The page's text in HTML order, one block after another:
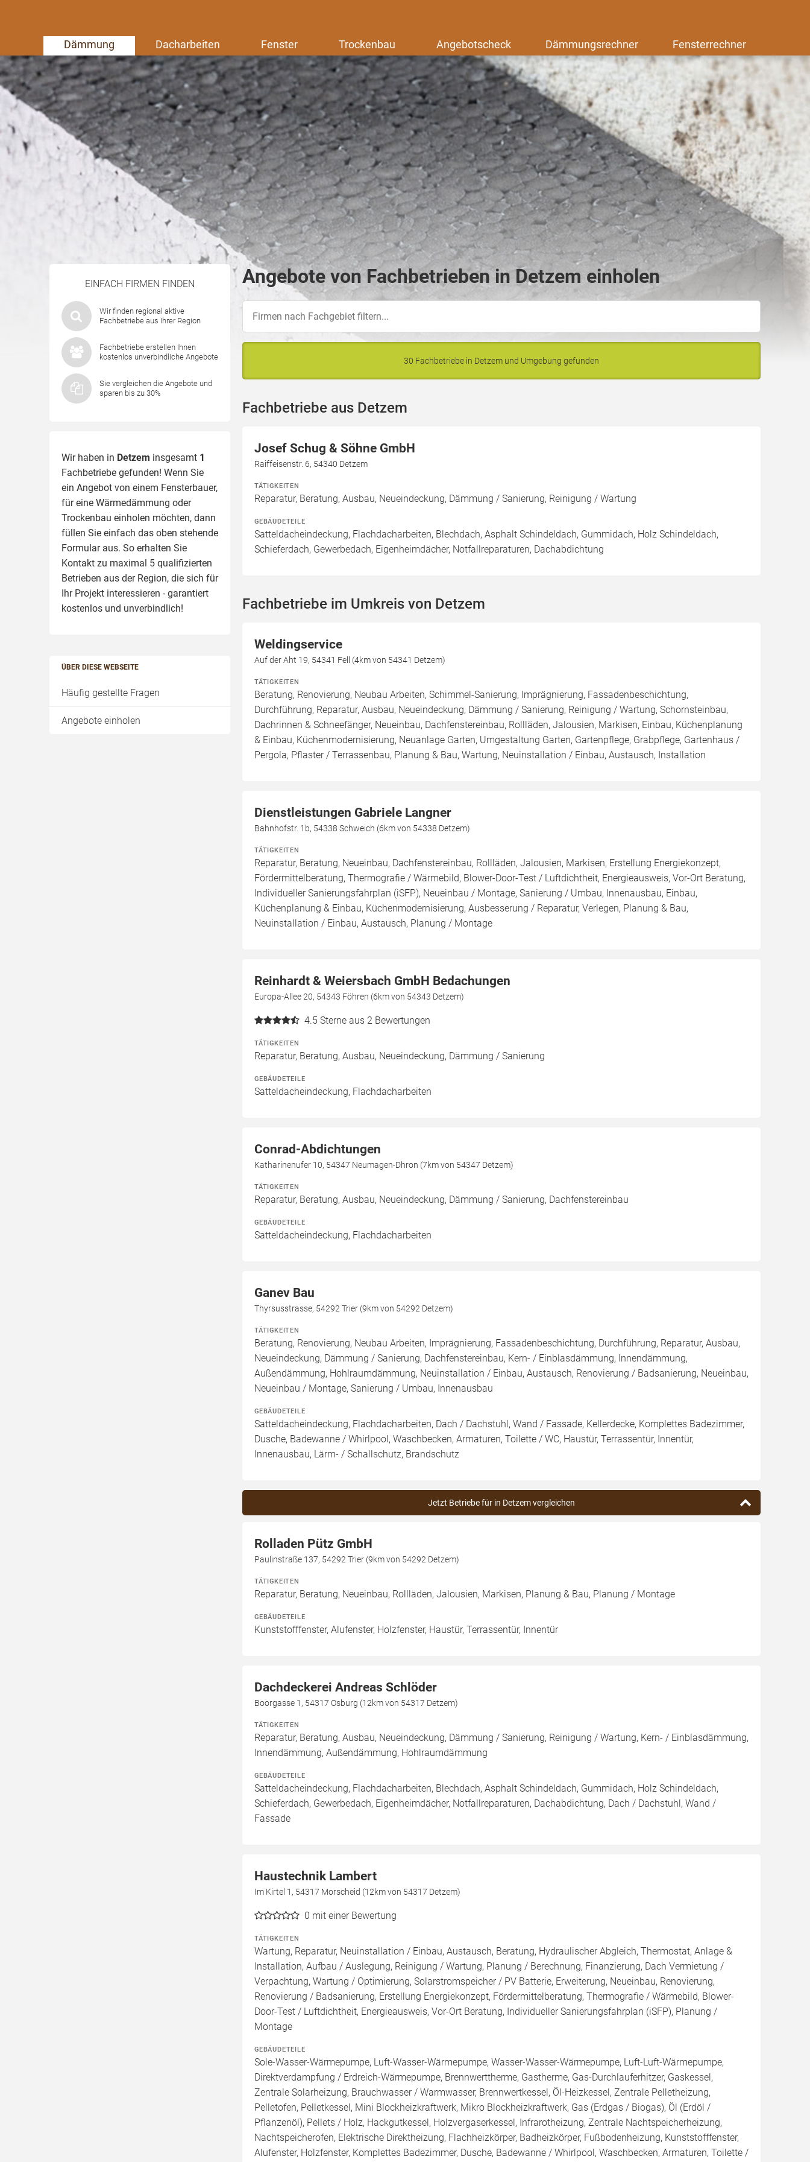
Dämmung Dacharbeiten Fenster Trockenbau Angebotscheck Dämmungsrechner Fensterrechner
EINFACH FIRMEN FINDEN
Wir finden regional aktive
Fachbetriebe aus Ihrer Region
Fachbetriebe erstellen Ihnen
kostenlos unverbindliche Angebote
Sie vergleichen die Angebote und
sparen bis zu 30%
Wir haben in Detzem insgesamt 1
Fachbetriebe gefunden! Wenn Sie
ein Angebot von einem Fensterbauer,
für eine Wärmedämmung oder
Trockenbau einholen möchten, dann
füllen Sie einfach das oben stehende
Formular aus. So erhalten Sie
Kontakt zu maximal 5 qualifizierten
Betrieben aus der Region, die sich für
Ihr Projekt interessieren - garantiert
kostenlos und unverbindlich!
ÜBER DIESE WEBSEITE
Häufig gestellte Fragen
Angebote einholen
Angebote von Fachbetrieben in Detzem einholen
30 Fachbetriebe in Detzem und Umgebung gefunden
Fachbetriebe aus Detzem
Josef Schug & Söhne GmbH
Raiffeisenstr. 6, 54340 Detzem
TÄTIGKEITEN
Reparatur, Beratung, Ausbau, Neueindeckung, Dämmung / Sanierung, Reinigung / Wartung
GEBÄUDETEILE
Satteldacheindeckung, Flachdacharbeiten, Blechdach, Asphalt Schindeldach, Gummidach, Holz Schindeldach,
Schieferdach, Gewerbedach, Eigenheimdächer, Notfallreparaturen, Dachabdichtung
Fachbetriebe im Umkreis von Detzem
Weldingservice
Auf der Aht 19, 54341 Fell (4km von 54341 Detzem)
TÄTIGKEITEN
Beratung, Renovierung, Neubau Arbeiten, Schimmel-Sanierung, Imprägnierung, Fassadenbeschichtung,
Durchführung, Reparatur, Ausbau, Neueindeckung, Dämmung / Sanierung, Reinigung / Wartung, Schornsteinbau,
Dachrinnen & Schneefänger, Neueinbau, Dachfenstereinbau, Rollläden, Jalousien, Markisen, Einbau, Küchenplanung
& Einbau, Küchenmodernisierung, Neuanlage Garten, Umgestaltung Garten, Gartenpflege, Grabpflege, Gartenhaus /
Pergola, Pflaster / Terrassenbau, Planung & Bau, Wartung, Neuinstallation / Einbau, Austausch, Installation
Dienstleistungen Gabriele Langner
Bahnhofstr. 1b, 54338 Schweich (6km von 54338 Detzem)
TÄTIGKEITEN
Reparatur, Beratung, Neueinbau, Dachfenstereinbau, Rollläden, Jalousien, Markisen, Erstellung Energiekonzept,
Fördermittelberatung, Thermografie / Wärmebild, Blower-Door-Test / Luftdichtheit, Energieausweis, Vor-Ort Beratung,
Individueller Sanierungsfahrplan (iSFP), Neueinbau / Montage, Sanierung / Umbau, Innenausbau, Einbau,
Küchenplanung & Einbau, Küchenmodernisierung, Ausbesserung / Reparatur, Verlegen, Planung & Bau,
Neuinstallation / Einbau, Austausch, Planung / Montage
Reinhardt & Weiersbach GmbH Bedachungen
Europa-Allee 20, 54343 Föhren (6km von 54343 Detzem)
4.5 Sterne aus 2 Bewertungen
TÄTIGKEITEN
Reparatur, Beratung, Ausbau, Neueindeckung, Dämmung / Sanierung
GEBÄUDETEILE
Satteldacheindeckung, Flachdacharbeiten
Conrad-Abdichtungen
Katharinenufer 10, 54347 Neumagen-Dhron (7km von 54347 Detzem)
TÄTIGKEITEN
Reparatur, Beratung, Ausbau, Neueindeckung, Dämmung / Sanierung, Dachfenstereinbau
GEBÄUDETEILE
Satteldacheindeckung, Flachdacharbeiten
Ganev Bau
Thyrsusstrasse, 54292 Trier (9km von 54292 Detzem)
TÄTIGKEITEN
Beratung, Renovierung, Neubau Arbeiten, Imprägnierung, Fassadenbeschichtung, Durchführung, Reparatur, Ausbau,
Neueindeckung, Dämmung / Sanierung, Dachfenstereinbau, Kern- / Einblasdämmung, Innendämmung,
Außendämmung, Hohlraumdämmung, Neuinstallation / Einbau, Austausch, Renovierung / Badsanierung, Neueinbau,
Neueinbau / Montage, Sanierung / Umbau, Innenausbau
GEBÄUDETEILE
Satteldacheindeckung, Flachdacharbeiten, Dach / Dachstuhl, Wand / Fassade, Kellerdecke, Komplettes Badezimmer,
Dusche, Badewanne / Whirlpool, Waschbecken, Armaturen, Toilette / WC, Haustür, Terrassentür, Innentür,
Innenausbau, Lärm- / Schallschutz, Brandschutz
Jetzt Betriebe für in Detzem vergleichen
Rolladen Pütz GmbH
Paulinstraße 137, 54292 Trier (9km von 54292 Detzem)
TÄTIGKEITEN
Reparatur, Beratung, Neueinbau, Rollläden, Jalousien, Markisen, Planung & Bau, Planung / Montage
GEBÄUDETEILE
Kunststofffenster, Alufenster, Holzfenster, Haustür, Terrassentür, Innentür
Dachdeckerei Andreas Schlöder
Boorgasse 1, 54317 Osburg (12km von 54317 Detzem)
TÄTIGKEITEN
Reparatur, Beratung, Ausbau, Neueindeckung, Dämmung / Sanierung, Reinigung / Wartung, Kern- / Einblasdämmung,
Innendämmung, Außendämmung, Hohlraumdämmung
GEBÄUDETEILE
Satteldacheindeckung, Flachdacharbeiten, Blechdach, Asphalt Schindeldach, Gummidach, Holz Schindeldach,
Schieferdach, Gewerbedach, Eigenheimdächer, Notfallreparaturen, Dachabdichtung, Dach / Dachstuhl, Wand /
Fassade
Haustechnik Lambert
Im Kirtel 1, 54317 Morscheid (12km von 54317 Detzem)
0 mit einer Bewertung
TÄTIGKEITEN
Wartung, Reparatur, Neuinstallation / Einbau, Austausch, Beratung, Hydraulischer Abgleich, Thermostat, Anlage &
Installation, Aufbau / Auslegung, Reinigung / Wartung, Planung / Berechnung, Finanzierung, Dach Vermietung /
Verpachtung, Wartung / Optimierung, Solarstromspeicher / PV Batterie, Erweiterung, Neueinbau, Renovierung,
Renovierung / Badsanierung, Erstellung Energiekonzept, Fördermittelberatung, Thermografie / Wärmebild, Blower-
Door-Test / Luftdichtheit, Energieausweis, Vor-Ort Beratung, Individueller Sanierungsfahrplan (iSFP), Planung /
Montage
GEBÄUDETEILE
Sole-Wasser-Wärmepumpe, Luft-Wasser-Wärmepumpe, Wasser-Wasser-Wärmepumpe, Luft-Luft-Wärmepumpe,
Direktverdampfung / Erdreich-Wärmepumpe, Brennwerttherme, Gastherme, Gas-Durchlauferhitzer, Gaskessel,
Zentrale Solarheizung, Brauchwasser / Warmwasser, Brennwertkessel, Öl-Heizkessel, Zentrale Pelletheizung,
Pelletofen, Pelletkessel, Mini Blockheizkraftwerk, Mikro Blockheizkraftwerk, Gas (Erdgas / Biogas), Öl (Erdöl /
Pflanzenöl), Pellets / Holz, Hackgutkessel, Holzvergaserkessel, Infrarotheizung, Zentrale Nachtspeicherheizung,
Nachtspeicherofen, Elektrische Direktheizung, Flachheizkörper, Badheizkörper, Fußbodenheizung, Kunststofffenster,
Alufenster, Holzfenster, Komplettes Badezimmer, Dusche, Badewanne / Whirlpool, Waschbecken, Armaturen, Toilette /